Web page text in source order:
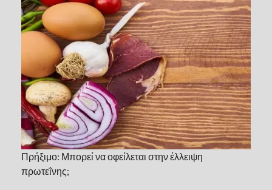
Πρήξιμο: Μπορεί να οφείλεται στην έλλειψη
πρωτεΐνης;